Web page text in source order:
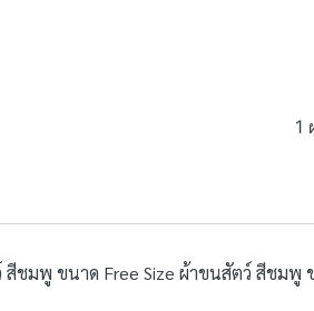
1
ชมพู ขนาด Free Size ผ้าขนสัตว์ สีชมพู